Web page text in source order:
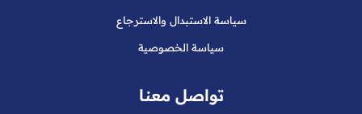
سياسة الاستبدال والاسترجاع
سياسة الخصوصية
تواصل معنا